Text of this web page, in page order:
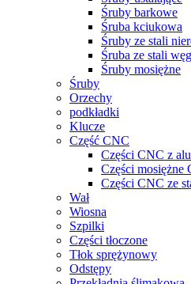
Śruby barkowe
Śruba kciukowa
Śruby ze stali
Śruba ze stali
Śruby mosiężne
Śruby
Orzechy
podkładki
Klucze
Część CNC
Części CNC z
Części mosiężne
Części CNC ze
Wał
Wiosna
Szpilki
Części tłoczone
Tłok sprężynowy
Odstępy